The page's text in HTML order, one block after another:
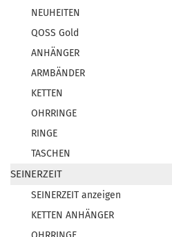
NEUHEITEN
QOSS Gold
ANHÄNGER
ARMBÄNDER
KETTEN
OHRRINGE
RINGE
TASCHEN
SEINERZEIT
SEINERZEIT anzeigen
KETTEN ANHÄNGER